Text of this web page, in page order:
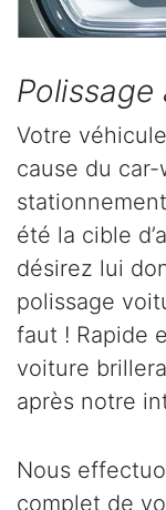
Votre
cause du
été la cible
désirez lui
polissage
faut ! Rapide
voiture
après notre
Nous
complet de